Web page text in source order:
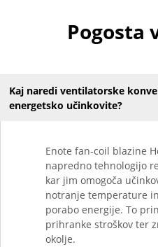
Pogosta
Kaj naredi ventilatorske
energetsko učinkovite?
Enote fan-coil blazine
napredno tehnologijo
kar jim omogoča
notranje temperature
porabo energije. To
prihranke stroškov ter
okolje.